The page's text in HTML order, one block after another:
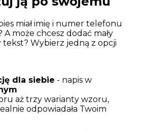
miał imię i numer telefonu
A może chcesz dodać mały
tekst? Wybierz jedną z opcji
dla siebie - napis w
aż trzy warianty wzoru,
odpowiadała Twoim